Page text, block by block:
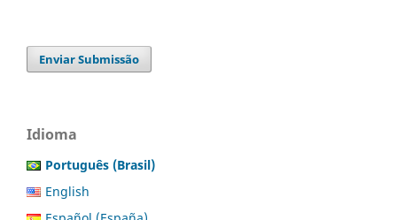
Enviar Submissão
Idioma
Português (Brasil)
English